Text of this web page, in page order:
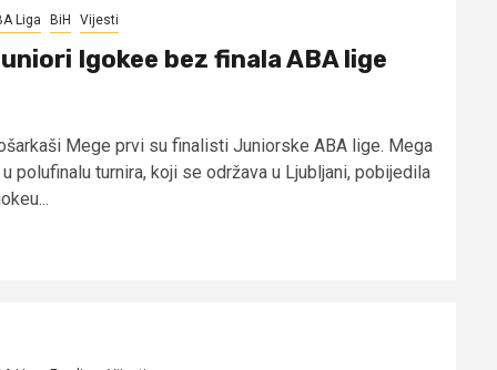
Liga BiH Vijesti
Igokee bez finala ABA lige
Mege prvi su finalisti Juniorske ABA lige. Mega
u polufinalu turnira, koji se održava u Ljubljani, pobijedila